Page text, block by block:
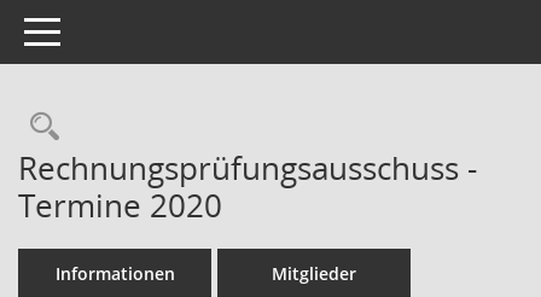
Toggle navigation
Rechercheauswahl
Rechnungsprüfungsausschuss -
Termine 2020
Informationen Mitglieder